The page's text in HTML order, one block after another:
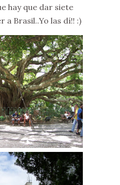
hay que dar siete
a Brasil..Yo las dí!! :)